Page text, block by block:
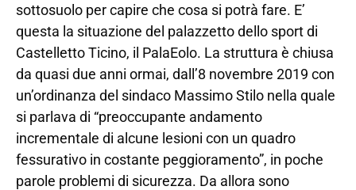
sottosuolo per capire che cosa si potrà fare. E’
questa la situazione del palazzetto dello sport di
Castelletto Ticino, il PalaEolo. La struttura è chiusa
da quasi due anni ormai, dall’8 novembre 2019 con
un’ordinanza del sindaco Massimo Stilo nella quale
si parlava di “preoccupante andamento
incrementale di alcune lesioni con un quadro
fessurativo in costante peggioramento”, in poche
parole problemi di sicurezza. Da allora sono